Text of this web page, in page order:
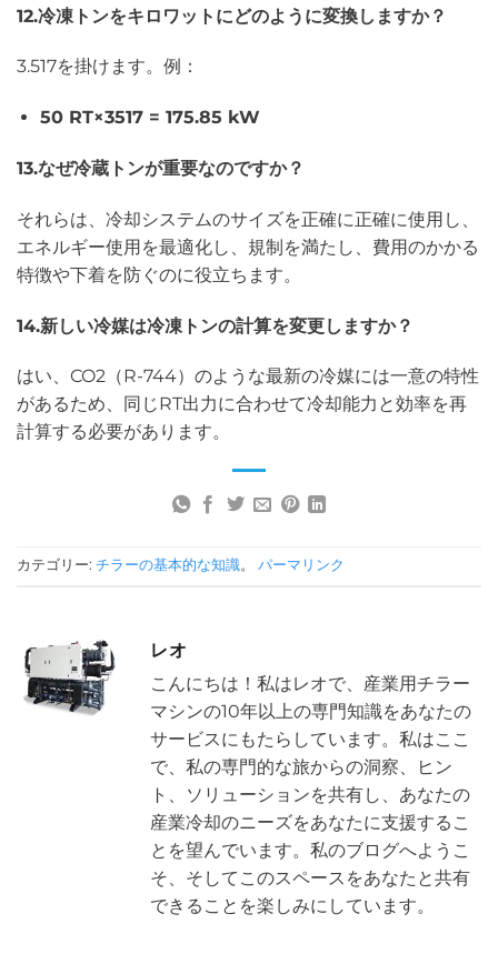
12.冷凍トンをキロワットにどのように変換しますか？
3.517を掛けます。例：
50 RT×3517 = 175.85 kW
13.なぜ冷蔵トンが重要なのですか？
それらは、冷却システムのサイズを正確に正確に使用し、
エネルギー使用を最適化し、規制を満たし、費用のかかる
特徴や下着を防ぐのに役立ちます。
14.新しい冷媒は冷凍トンの計算を変更しますか？
はい、CO2（R-744）のような最新の冷媒には一意の特性
があるため、同じRT出力に合わせて冷却能力と効率を再
計算する必要があります。
カテゴリー: チラーの基本的な知識。 パーマリンク
レオ
こんにちは！私はレオで、産業用チラー
マシンの10年以上の専門知識をあなたの
サービスにもたらしています。私はここ
で、私の専門的な旅からの洞察、ヒン
ト、ソリューションを共有し、あなたの
産業冷却のニーズをあなたに支援するこ
とを望んでいます。私のブログへようこ
そ、そしてこのスペースをあなたと共有
できることを楽しみにしています。